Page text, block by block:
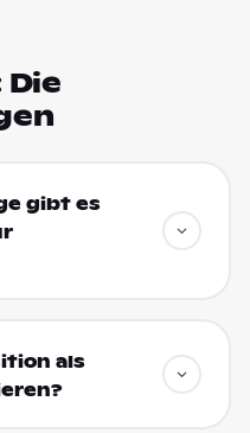
gibt es
als